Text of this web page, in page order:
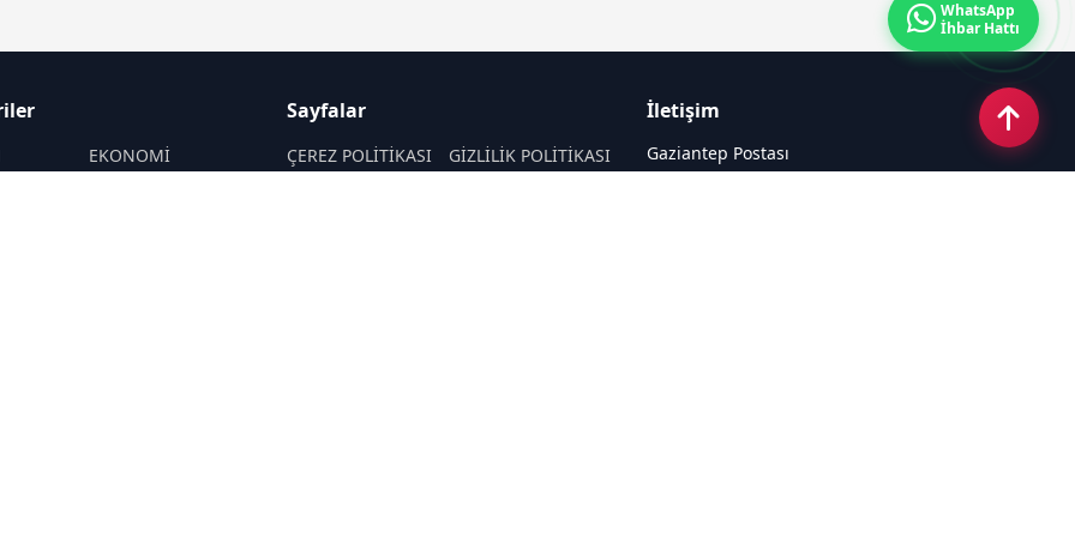
EKONOMİ
Sayfalar
ÇEREZ POLİTİKASI
GİZLİLİK POLİTİKASI
İletişim
Gaziantep Postası
WhatsApp
İhbar Hattı